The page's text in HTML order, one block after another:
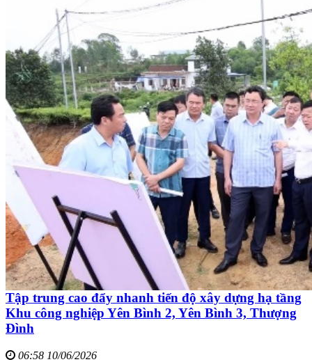
Tập trung cao đẩy nhanh tiến độ xây dựng hạ tầng
Khu công nghiệp Yên Bình 2, Yên Bình 3, Thượng
Đình
06:58 10/06/2026